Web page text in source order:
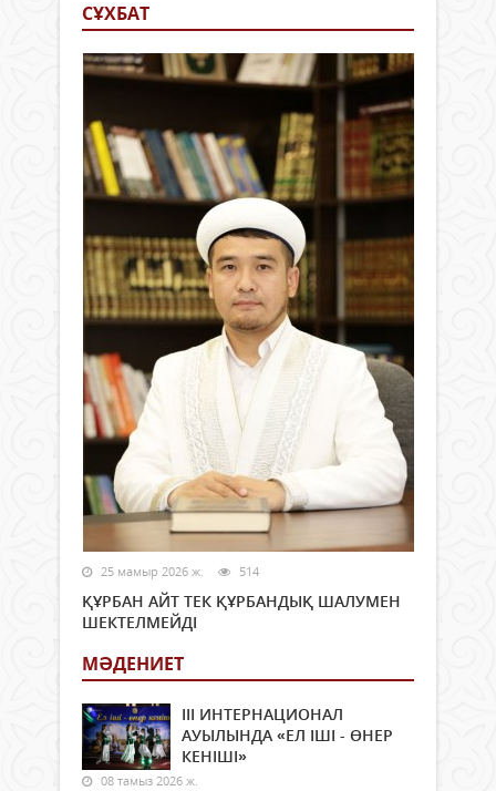
СҰХБАТ
25 мамыр 2026 ж. 514
ҚҰРБАН АЙТ ТЕК ҚҰРБАНДЫҚ ШАЛУМЕН
ШЕКТЕЛМЕЙДІ
МӘДЕНИЕТ
ІІІ ИНТЕРНАЦИОНАЛ
АУЫЛЫНДА «ЕЛ ІШІ - ӨНЕР
КЕНІШІ»
08 тамыз 2026 ж.